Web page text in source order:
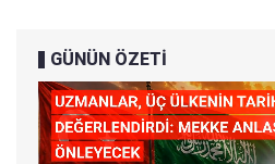
GÜNÜN ÖZETİ